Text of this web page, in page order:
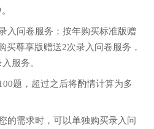
入问卷服务；按年购买标准版赠
买尊享版赠送2次录入问卷服务，
服务。
题，超过之后将酌情计算为多
的需求时，可以单独购买录入问